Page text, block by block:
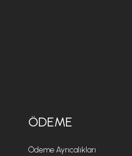
ÖDEME
Ödeme Ayrıcalıkları